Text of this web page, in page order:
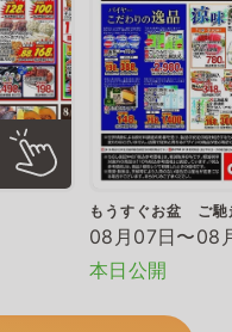
もうすぐお盆 ご馳
08月07日〜08
本日公開